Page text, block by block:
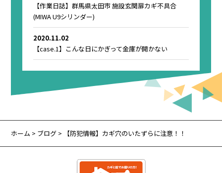
【作業日誌】群馬県太田市 施設玄関扉カギ不具合
(MIWA U9シリンダー)
2020.11.02
【case.1】こんな日にかぎって金庫が開かない
ホーム > ブログ > 【防犯情報】カギ穴のいたずらに注意！！